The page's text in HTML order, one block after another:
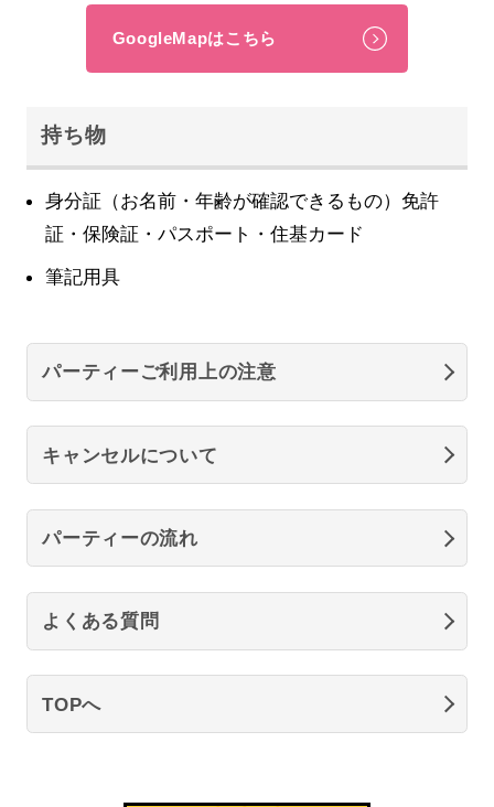
GoogleMapはこちら
持ち物
身分証（お名前・年齢が確認できるもの）免許
証・保険証・パスポート・住基カード
筆記用具
パーティーご利用上の注意
キャンセルについて
パーティーの流れ
よくある質問
TOPへ